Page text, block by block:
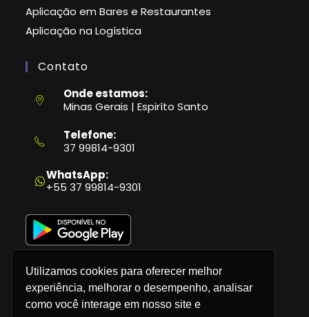
Utilizamos cookies para oferecer melhor
experiência, melhorar o desempenho, analisar
como você interage em nosso site e
Aplicação em Bares e Restaurantes
Aplicação na Logística
Contato
Onde estamos:
Minas Gerais | Espiríto Santo
Telefone:
37 99814-9301
em
seu
aplicativo
WhatsApp:
+55 37 99814-9301
Política de Privacidade